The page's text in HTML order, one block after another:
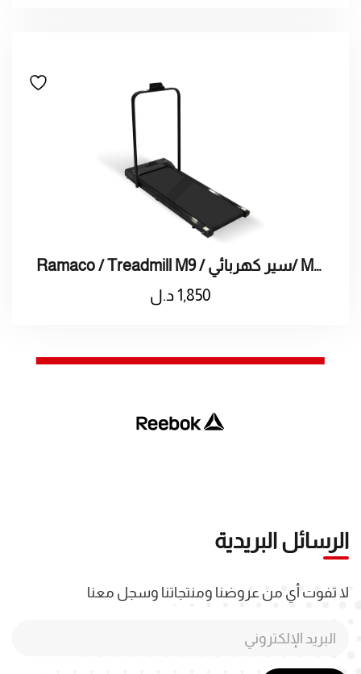
Ramaco / Treadmill M9 / سير كهربائي/ M9 راماكو / سير كهربائى
1,850د.ل
الرسائل البريدية
لا تفوت أي من عروضنا ومنتجاتنا وسجل معنا